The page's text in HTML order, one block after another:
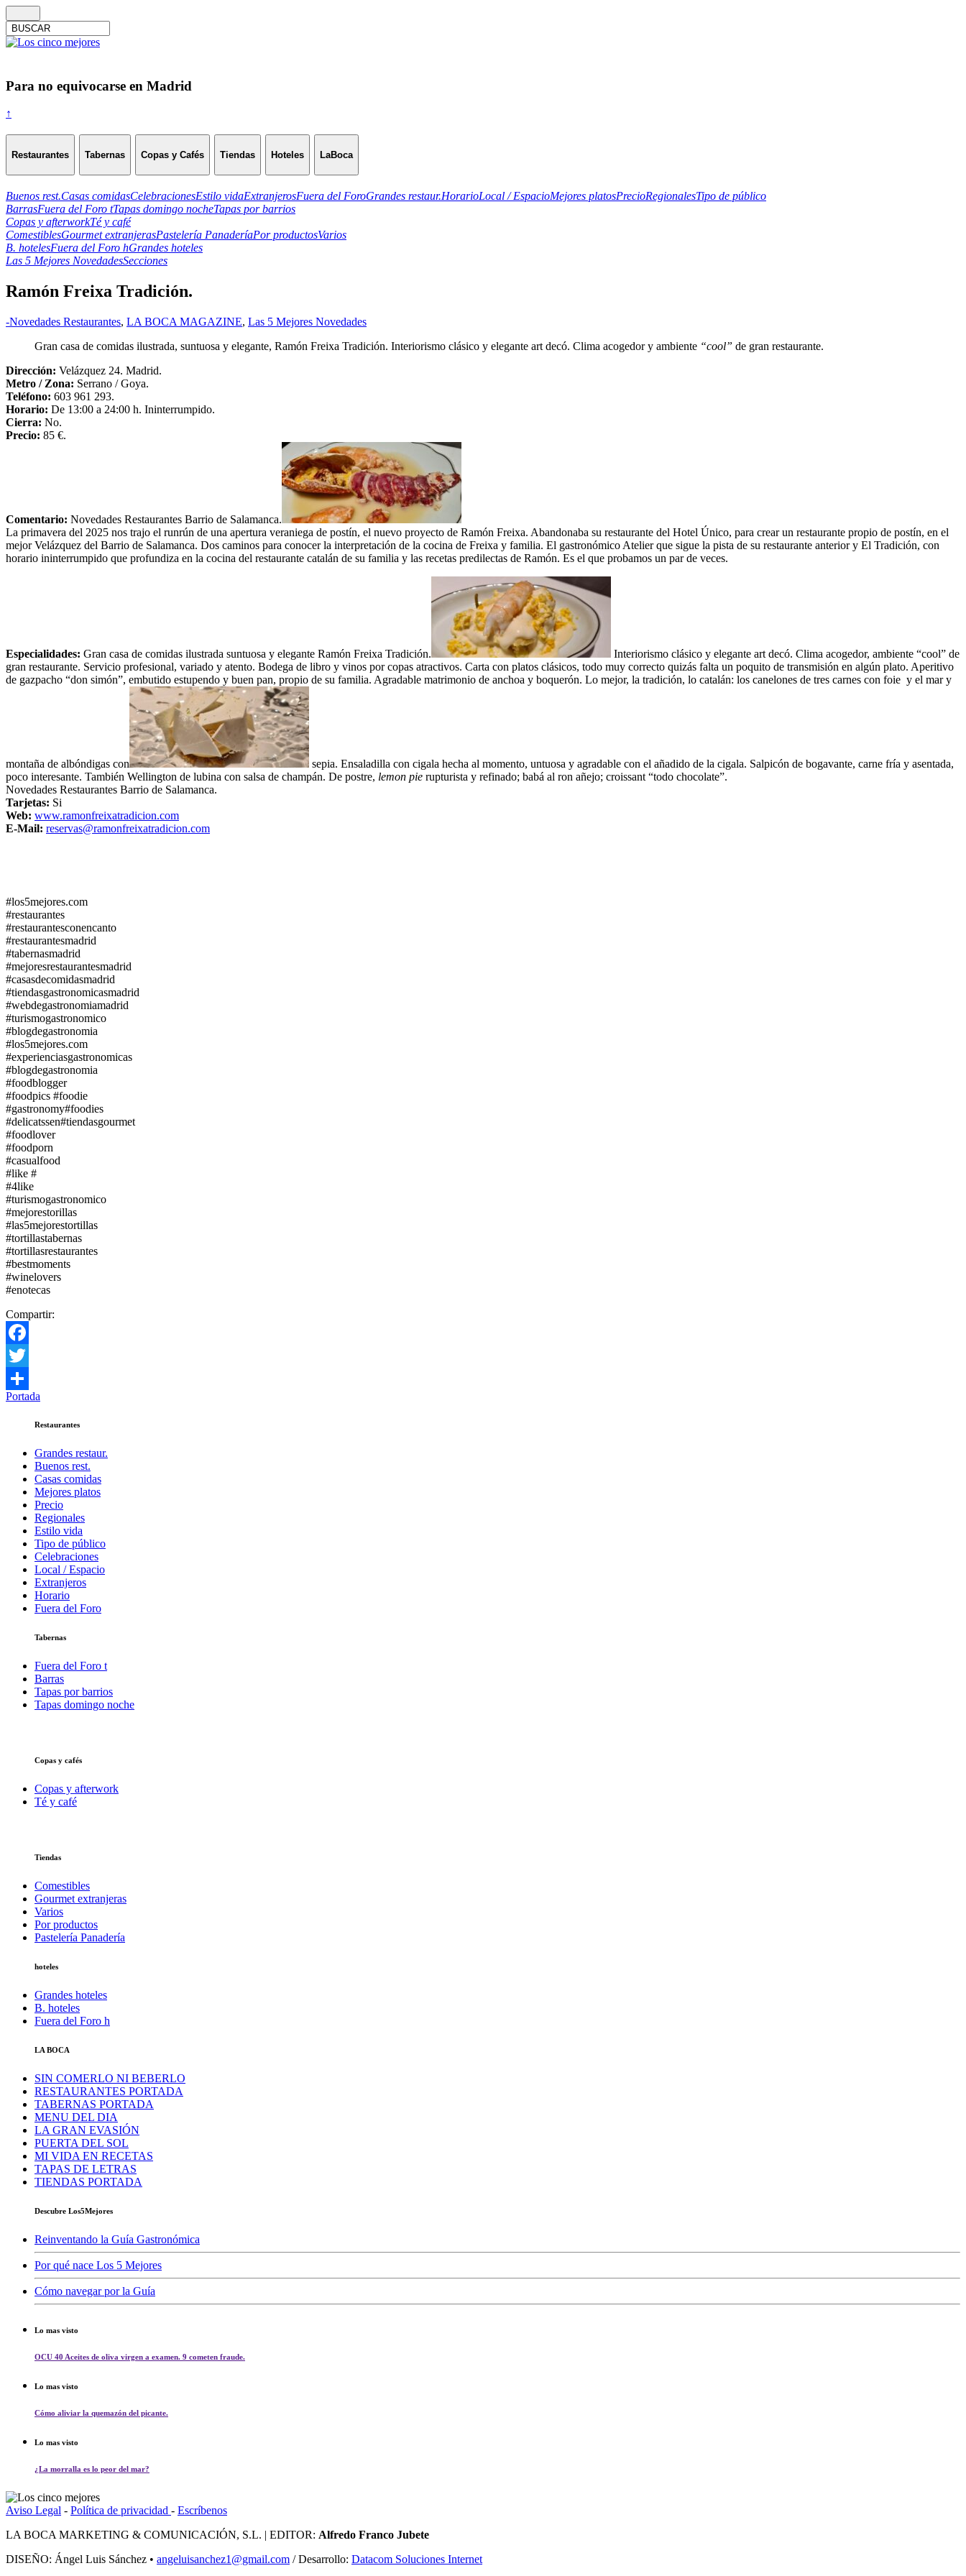
Para no equivocarse en Madrid
↑
Restaurantes Tabernas Copas y Cafés Tiendas Hoteles LaBoca
Buenos rest.Casas comidasCelebracionesEstilo vidaExtranjerosFuera del ForoGrandes restaur.HorarioLocal / EspacioMejores platosPrecioRegionalesTipo de público
BarrasFuera del Foro tTapas domingo nocheTapas por barrios
Copas y afterworkTé y café
ComestiblesGourmet extranjerasPastelería PanaderíaPor productosVarios
B. hotelesFuera del Foro hGrandes hoteles
Las 5 Mejores NovedadesSecciones
Ramón Freixa Tradición.
-Novedades Restaurantes, LA BOCA MAGAZINE, Las 5 Mejores Novedades
Gran casa de comidas ilustrada, suntuosa y elegante, Ramón Freixa Tradición. Interiorismo clásico y elegante art decó. Clima acogedor y ambiente “cool” de gran restaurante.
Dirección: Velázquez 24. Madrid.
Metro / Zona: Serrano / Goya.
Teléfono: 603 961 293.
Horario: De 13:00 a 24:00 h. Ininterrumpido.
Cierra: No.
Precio: 85 €.
Comentario: Novedades Restaurantes Barrio de Salamanca.
La primavera del 2025 nos trajo el runrún de una apertura veraniega de postín, el nuevo proyecto de Ramón Freixa. Abandonaba su restaurante del Hotel Único, para crear un restaurante propio de postín, en el
mejor Velázquez del Barrio de Salamanca. Dos caminos para conocer la interpretación de la cocina de Freixa y familia. El gastronómico Atelier que sigue la pista de su restaurante anterior y El Tradición, con
horario ininterrumpido que profundiza en la cocina del restaurante catalán de su familia y las recetas predilectas de Ramón. Es el que probamos un par de veces.
Especialidades: Gran casa de comidas ilustrada suntuosa y elegante Ramón Freixa Tradición.
Interiorismo clásico y elegante art decó. Clima acogedor, ambiente “cool” de
gran restaurante. Servicio profesional, variado y atento. Bodega de libro y vinos por copas atractivos. Carta con platos clásicos, todo muy correcto quizás falta un poquito de transmisión en algún plato. Aperitivo
de gazpacho “don simón”, embutido estupendo y buen pan, propio de su familia. Agradable matrimonio de anchoa y boquerón. Lo mejor, la tradición, lo catalán: los canelones de tres carnes con foie y el mar y
montaña de albóndigas con
sepia. Ensaladilla con cigala hecha al momento, untuosa y agradable con el añadido de la cigala. Salpicón de bogavante, carne fría y asentada,
poco interesante. También Wellington de lubina con salsa de champán. De postre, lemon pie rupturista y refinado; babá al ron añejo; croissant “todo chocolate”.
Novedades Restaurantes Barrio de Salamanca.
Tarjetas: Si
Web: www.ramonfreixatradicion.com
E-Mail: reservas@ramonfreixatradicion.com
#los5mejores.com
#restaurantes
#restaurantesconencanto
#restaurantesmadrid
#tabernasmadrid
#mejoresrestaurantesmadrid
#casasdecomidasmadrid
#tiendasgastronomicasmadrid
#webdegastronomiamadrid
#turismogastronomico
#blogdegastronomia
#los5mejores.com
#experienciasgastronomicas
#blogdegastronomia
#foodblogger
#foodpics #foodie
#gastronomy#foodies
#delicatssen#tiendasgourmet
#foodlover
#foodporn
#casualfood
#like #
#4like
#turismogastronomico
#mejorestorillas
#las5mejorestortillas
#tortillastabernas
#tortillasrestaurantes
#bestmoments
#winelovers
#enotecas
Compartir:
Facebook
Twitter
Compartir
Portada
Restaurantes
Grandes restaur.
Buenos rest.
Casas comidas
Mejores platos
Precio
Regionales
Estilo vida
Tipo de público
Celebraciones
Local / Espacio
Extranjeros
Horario
Fuera del Foro
Tabernas
Fuera del Foro t
Barras
Tapas por barrios
Tapas domingo noche
Copas y cafés
Copas y afterwork
Té y café
Tiendas
Comestibles
Gourmet extranjeras
Varios
Por productos
Pastelería Panadería
hoteles
Grandes hoteles
B. hoteles
Fuera del Foro h
LA BOCA
SIN COMERLO NI BEBERLO
RESTAURANTES PORTADA
TABERNAS PORTADA
MENU DEL DIA
LA GRAN EVASIÓN
PUERTA DEL SOL
MI VIDA EN RECETAS
TAPAS DE LETRAS
TIENDAS PORTADA
Descubre Los5Mejores
Reinventando la Guía Gastronómica
Por qué nace Los 5 Mejores
Cómo navegar por la Guía
Lo mas visto
OCU 40 Aceites de oliva virgen a examen. 9 cometen fraude.
Lo mas visto
Cómo aliviar la quemazón del picante.
Lo mas visto
¿La morralla es lo peor del mar?
Aviso Legal - Política de privacidad - Escríbenos
LA BOCA MARKETING & COMUNICACIÓN, S.L. | EDITOR: Alfredo Franco Jubete
DISEÑO: Ángel Luis Sánchez • angeluisanchez1@gmail.com / Desarrollo: Datacom Soluciones Internet